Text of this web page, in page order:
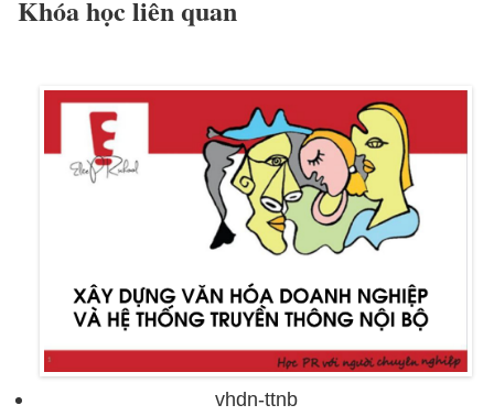
Khóa học liên quan
vhdn-ttnb